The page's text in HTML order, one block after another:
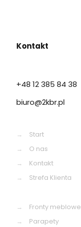
Kontakt
+48 12 385 84 38
biuro@2kbr.pl
→
Start
→
O nas
→
Kontakt
→
Strefa Klienta
→
Fronty meblowe
→
Parapety